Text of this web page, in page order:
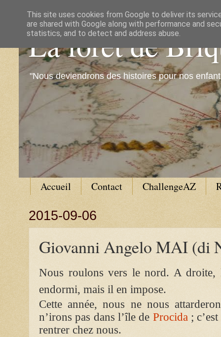
La forêt de
"Nous deviendrons des histoires pour nos
Accueil Contact ChallengeAZ
2015-09-06
Giovanni Angelo MAI (di
Nous roulons vers le nord. A droite,
endormi, mais il en impose.
Cette année, nous ne nous
n’irons pas dans l’île de Procida ;
rentrer chez nous.
This site uses cookies from Google to deliver its
are shared with Google along with performance and
statistics, and to detect and address abuse.